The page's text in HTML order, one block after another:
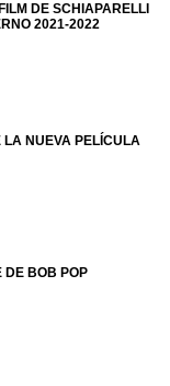
DE SCHIAPARELLI
2021-2022
LA NUEVA PELÍCULA
DE BOB POP